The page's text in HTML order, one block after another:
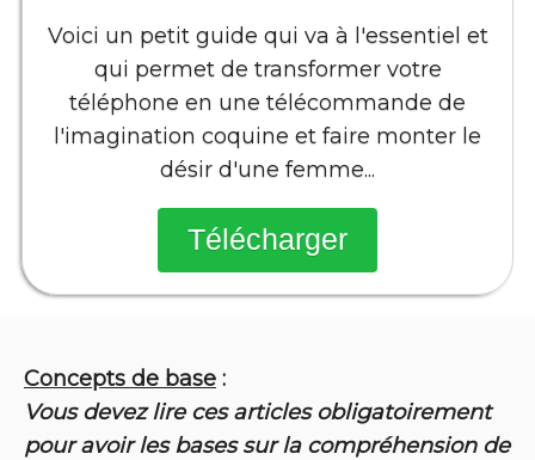
Voici un petit guide qui va à l'essentiel et
qui permet de transformer votre
téléphone en une télécommande de
l'imagination coquine et faire monter le
désir d'une femme...
Télécharger
Concepts de base :
Vous devez lire ces articles obligatoirement
pour avoir les bases sur la compréhension de